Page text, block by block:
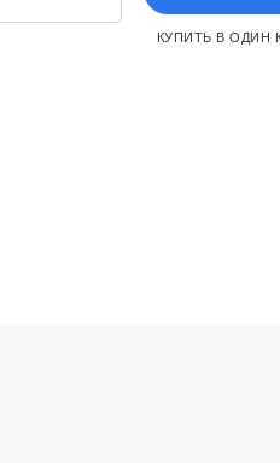
КУПИТЬ В ОДИН